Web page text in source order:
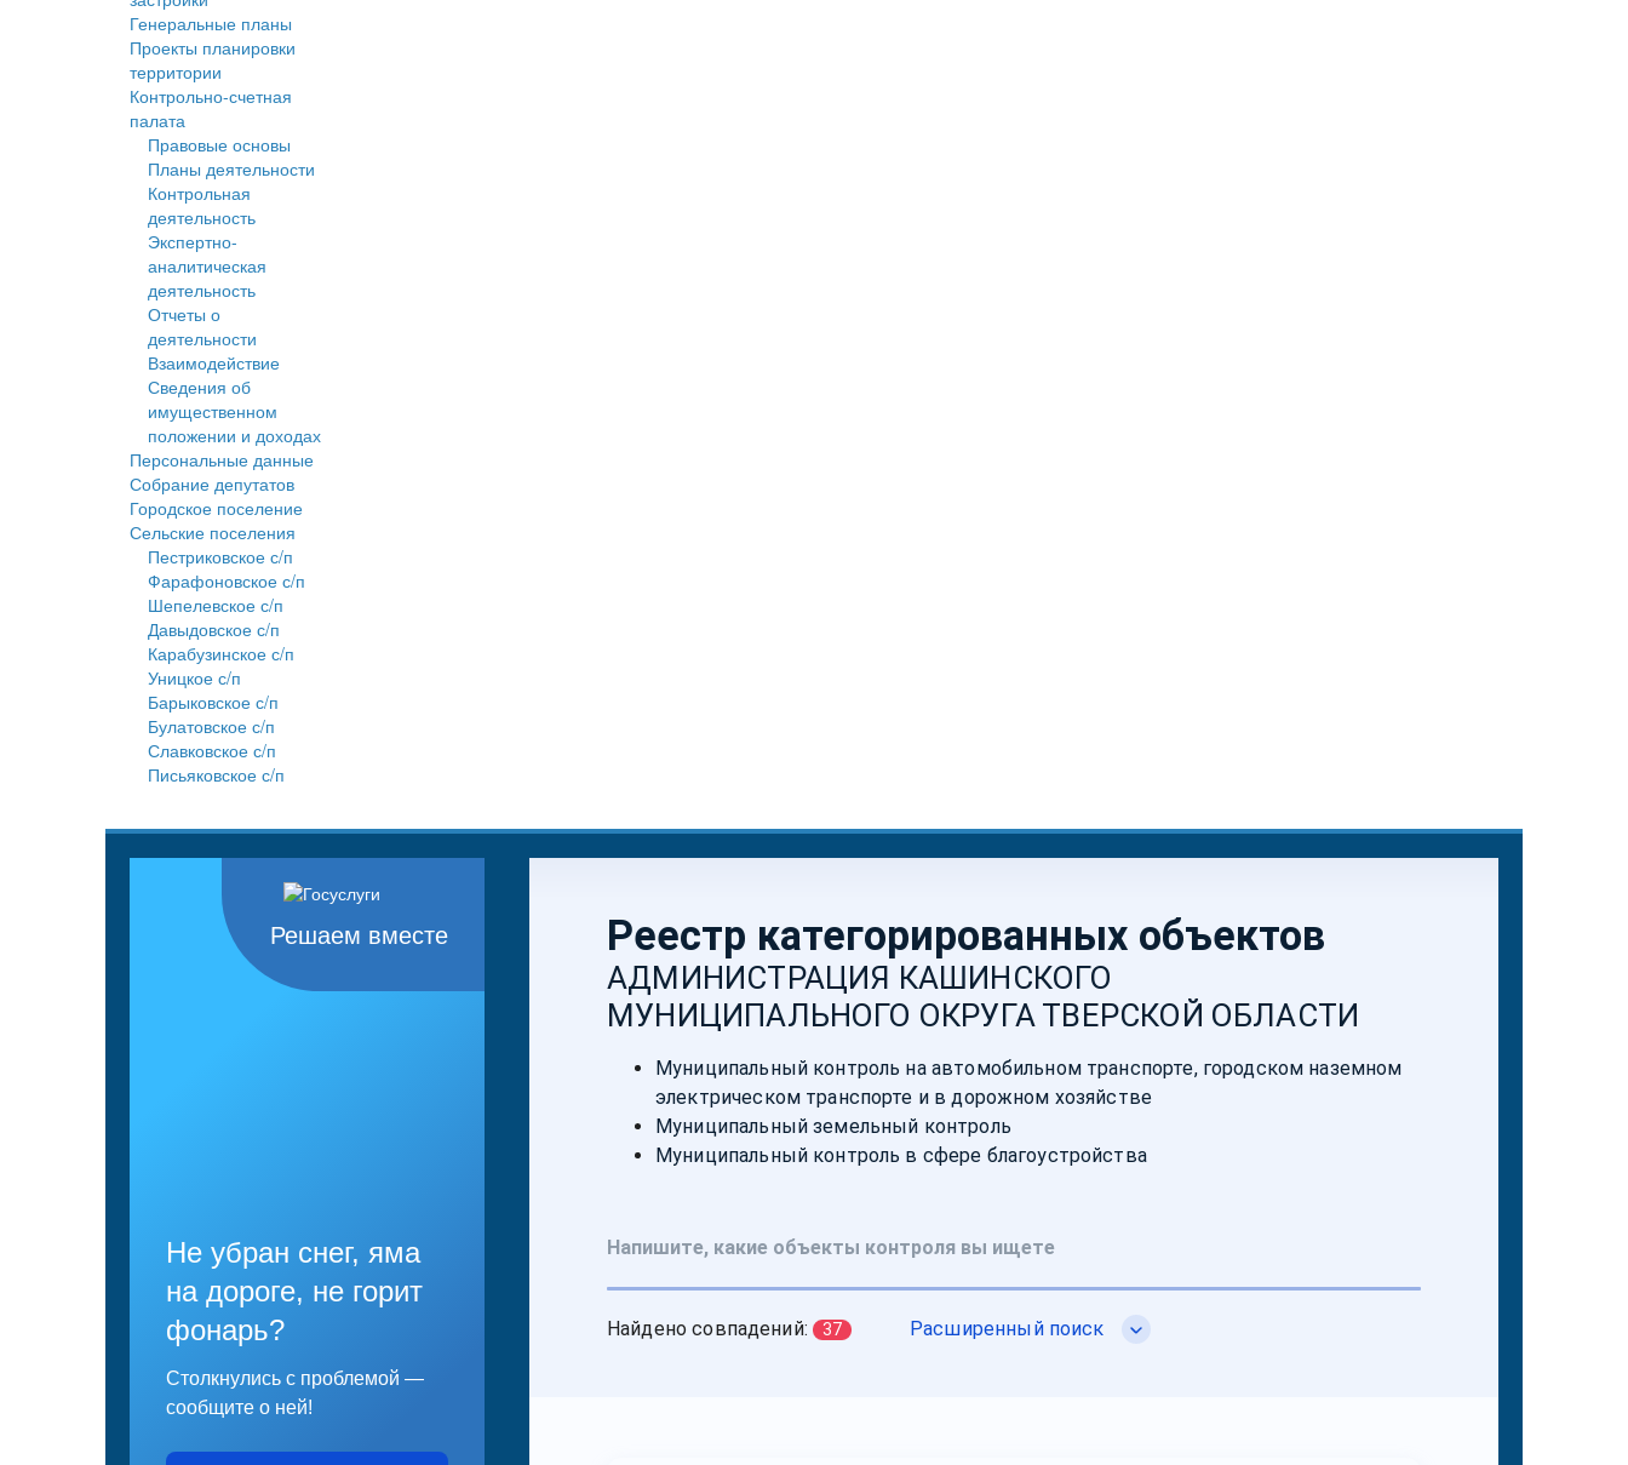
Генеральные планы
Проекты планировки
территории
Контрольно-счетная
палата
Правовые основы
Планы деятельности
Контрольная
деятельность
Экспертно-
аналитическая
деятельность
Отчеты о
деятельности
Взаимодействие
Сведения об
имущественном
положении и доходах
Персональные данные
Собрание депутатов
Городское поселение
Сельские поселения
Пестриковское с/п
Фарафоновское с/п
Шепелевское с/п
Давыдовское с/п
Карабузинское с/п
Уницкое с/п
Барыковское с/п
Булатовское с/п
Славковское с/п
Письяковское с/п
Решаем вместе
Не убран снег, яма
на дороге, не горит
фонарь?
Столкнулись с проблемой —
сообщите о ней!